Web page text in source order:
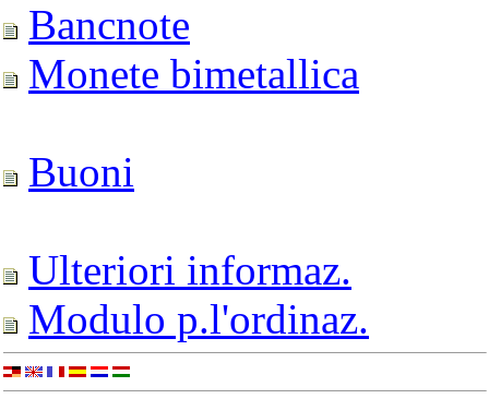
Bancnote
Monete bimetallica
Buoni
Ulteriori informaz.
Modulo p.l'ordinaz.